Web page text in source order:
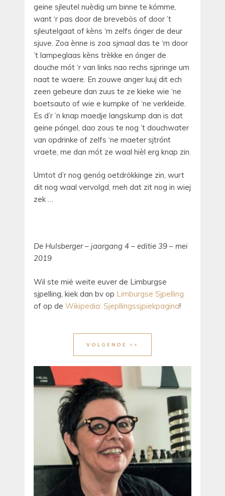
geine sjleutel nuèdig um binne te kómme,
want ‘r pas door de brevebös of door ’t
sjleutelgaat of kèns ‘m zelfs ónger de deur
sjuve. Zoa ènne is zoa sjmaal das te ‘m door
’t lampeglaas kèns trèkke en ónger de
douche mót ‘r van links nao rechs sjpringe um
naat te waere. En zouwe anger luuj dit ech
zeen gebeure dan zuus te ze kieke wie ‘ne
boetsauto of wie e kumpke of ‘ne verkleide.
Es d’r ’n knap maedje langskump dan is dat
geine póngel, dao zous te nog ’t douchwater
van opdrinke of zelfs ‘ne maeter sjtrónt
vraete, me dan mót ze waal hièl erg knap zin.
Umtot d’r nog genóg oetdrökkinge zin, wurt
dit nog waal vervolgd, meh dat zit nog in wiej
zek …
De Hulsberger – jaargang 4 – editie 39 – mei
2019
Wil ste mië weite euver de Limburgse
sjpelling, kiek dan bv op Limburgse Sjpelling
of op de Wikipedia: Sjepllingssjpiekpagina!
VOLGENDE >>